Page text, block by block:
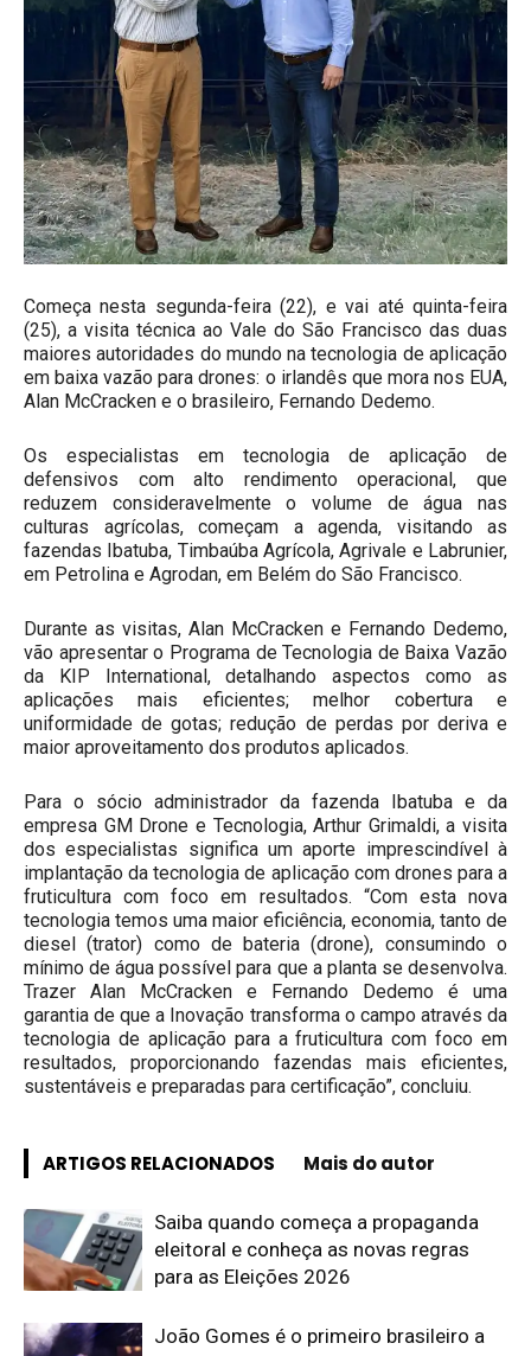
Começa nesta segunda-feira (22), e vai até quinta-feira
(25), a visita técnica ao Vale do São Francisco das duas
maiores autoridades do mundo na tecnologia de aplicação
em baixa vazão para drones: o irlandês que mora nos EUA,
Alan McCracken e o brasileiro, Fernando Dedemo.
Os especialistas em tecnologia de aplicação de
defensivos com alto rendimento operacional, que
reduzem consideravelmente o volume de água nas
culturas agrícolas, começam a agenda, visitando as
fazendas Ibatuba, Timbaúba Agrícola, Agrivale e Labrunier,
em Petrolina e Agrodan, em Belém do São Francisco.
Durante as visitas, Alan McCracken e Fernando Dedemo,
vão apresentar o Programa de Tecnologia de Baixa Vazão
da KIP International, detalhando aspectos como as
aplicações mais eficientes; melhor cobertura e
uniformidade de gotas; redução de perdas por deriva e
maior aproveitamento dos produtos aplicados.
Para o sócio administrador da fazenda Ibatuba e da
empresa GM Drone e Tecnologia, Arthur Grimaldi, a visita
dos especialistas significa um aporte imprescindível à
implantação da tecnologia de aplicação com drones para a
fruticultura com foco em resultados. “Com esta nova
tecnologia temos uma maior eficiência, economia, tanto de
diesel (trator) como de bateria (drone), consumindo o
mínimo de água possível para que a planta se desenvolva.
Trazer Alan McCracken e Fernando Dedemo é uma
garantia de que a Inovação transforma o campo através da
tecnologia de aplicação para a fruticultura com foco em
resultados, proporcionando fazendas mais eficientes,
sustentáveis e preparadas para certificação”, concluiu.
ARTIGOS RELACIONADOS Mais do autor
Saiba quando começa a propaganda
eleitoral e conheça as novas regras
para as Eleições 2026
João Gomes é o primeiro brasileiro a